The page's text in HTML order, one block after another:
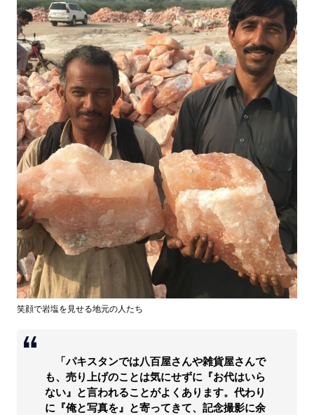
笑顔で岩塩を見せる地元の人たち
「パキスタンでは八百屋さんや雑貨屋さんで
も、売り上げのことは気にせずに『お代はいら
ない』と言われることがよくあります。代わり
に『俺と写真を』と寄ってきて、記念撮影に余